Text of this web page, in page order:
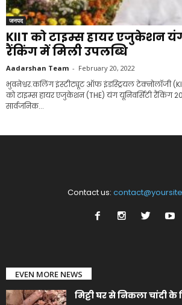
जनपद
KIIT को टाइम्स हायर एजुकेशन यंग
रैंकिंग में मिली उपलब्धि
Aadarshan Team - February 20, 2022
भुवनेश्वर.कलिंग इंस्टीट्यूट ऑफ इंडस्ट्रियल टेक्नोलॉजी
को टाइम्स हायर एजुकेशन (THE) यंग यूनिवर्सिटी रैंकिंग
सार्वजनिक...
Contact us:
EVEN MORE NEWS
मिट्टी घर से निकला चांदी